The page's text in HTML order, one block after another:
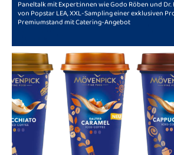
Paneltalk mit Expert:innen wie Godo Röben und
von Popstar LEA, XXL-Sampling einer exklusiven
Premiumstand mit Catering-Angebot